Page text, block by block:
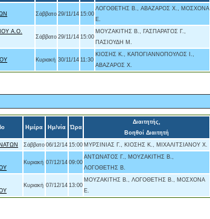
Σάββατο 29/11/14 15:00
ΛΟΓΟΘΕΤΗΣ Β., ΑΒΑΖΑΡΟΣ Χ., ΜΟΣΧΟΝΑ
Ε.
Α.Ο.
Σάββατο 29/11/14 15:00
ΜΟΥΖΑΚΙΤΗΣ Β., ΓΑΣΠΑΡΑΤΟΣ Γ.,
ΠΑΣΙΟΥΔΗ Μ.
Κυριακή 30/11/14 11:30
ΚΙΟΣΗΣ Κ., ΚΑΠΟΓΙΑΝΝΟΠΟΥΛΟΣ Ι.,
ΑΒΑΖΑΡΟΣ Χ.
Ημέρα Ημ/νία Ώρα
Διαιτητής,
Βοηθοί Διαιτητή
Σάββατο 06/12/14 15:00 ΜΥΡΣΙΝΙΑΣ Γ., ΚΙΟΣΗΣ Κ., ΜΙΧΑΛΙΤΣΙΑΝΟΥ Χ.
Κυριακή 07/12/14 09:00
ΑΝΤΩΝΑΤΟΣ Γ., ΜΟΥΖΑΚΙΤΗΣ Β.,
ΛΟΓΟΘΕΤΗΣ Β.
Κυριακή 07/12/14 13:00
ΜΟΥΖΑΚΙΤΗΣ Β., ΛΟΓΟΘΕΤΗΣ Β., ΜΟΣΧΟΝΑ
Ε.